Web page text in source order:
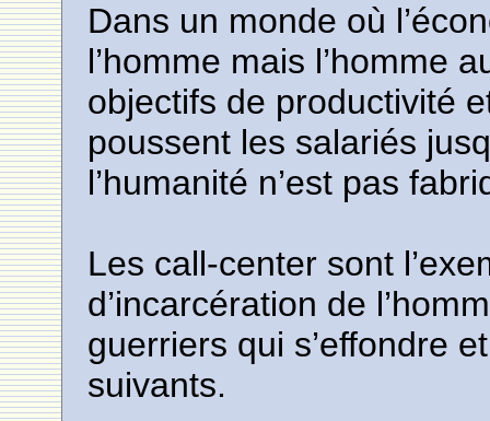
Dans un monde où
l’homme mais l’homme
objectifs de productivité
poussent les salariés
l’humanité n’est pas
Les call-center sont
d’incarcération de
guerriers qui s’effondre
suivants.